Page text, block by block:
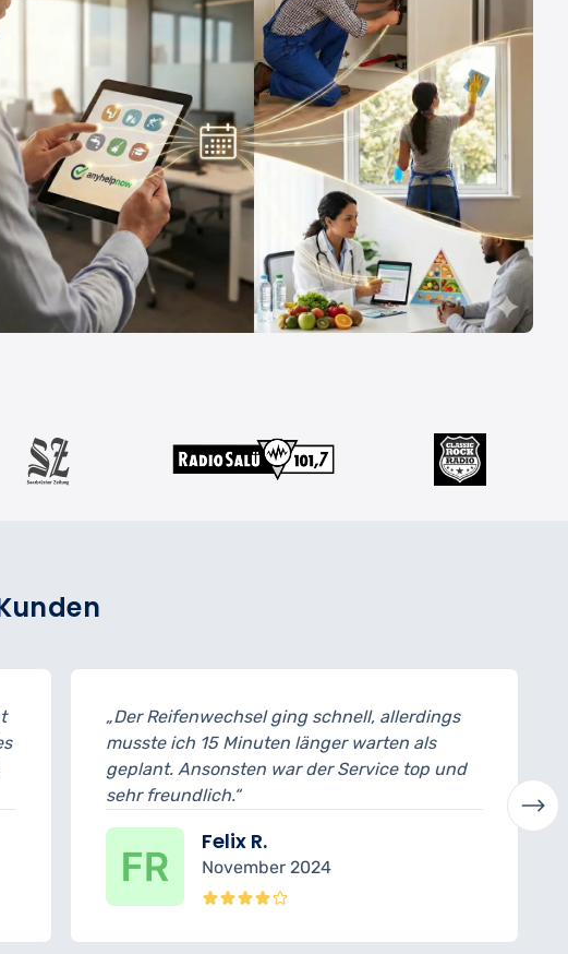
ging schnell, allerdings
länger warten als
war der Service top und
„Meine Bremsen wurden
ich konnte das Auto noch
abholen. Der Mechaniker
verständlich erklärt. Sehr